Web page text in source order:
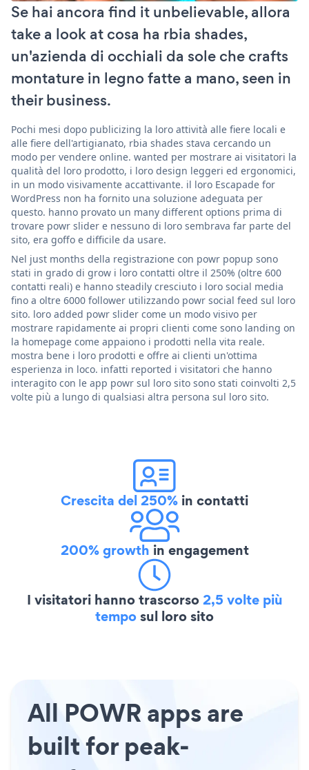
Se hai ancora find it unbelievable, allora
take a look at cosa ha rbia shades,
un'azienda di occhiali da sole che crafts
montature in legno fatte a mano, seen in
their business.
Pochi mesi dopo publicizing la loro attività alle fiere locali e
alle fiere dell'artigianato, rbia shades stava cercando un
modo per vendere online. wanted per mostrare ai visitatori la
qualità del loro prodotto, i loro design leggeri ed ergonomici,
in un modo visivamente accattivante. il loro Escapade for
WordPress non ha fornito una soluzione adeguata per
questo. hanno provato un many different options prima di
trovare powr slider e nessuno di loro sembrava far parte del
sito, era goffo e difficile da usare.
Nel just months della registrazione con powr popup sono
stati in grado di grow i loro contatti oltre il 250% (oltre 600
contatti reali) e hanno steadily cresciuto i loro social media
fino a oltre 6000 follower utilizzando powr social feed sul loro
sito. loro added powr slider come un modo visivo per
mostrare rapidamente ai propri clienti come sono landing on
la homepage come appaiono i prodotti nella vita reale.
mostra bene i loro prodotti e offre ai clienti un'ottima
esperienza in loco. infatti reported i visitatori che hanno
interagito con le app powr sul loro sito sono stati coinvolti 2,5
volte più a lungo di qualsiasi altra persona sul loro sito.
Crescita del 250% in contatti
200% growth in engagement
I visitatori hanno trascorso2,5 volte più
temposul loro sito
All POWR apps are
built for peak-